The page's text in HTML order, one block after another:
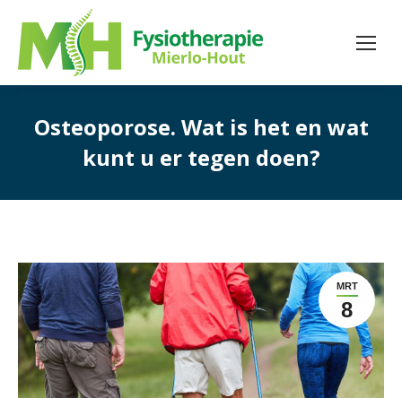
Osteoporose. Wat is het en wat
kunt u er tegen doen?
MRT
8